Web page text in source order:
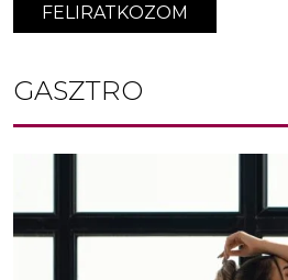
FELIRATKOZOM
GASZTRO